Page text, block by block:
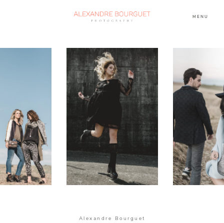
MENU
Alexandre Bourguet